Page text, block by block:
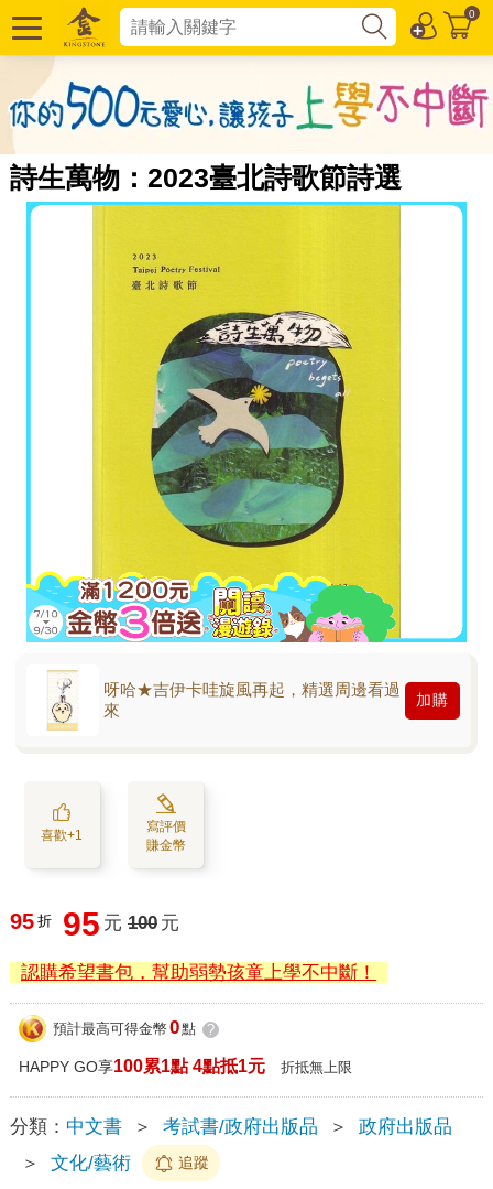
0
詩生萬物：2023臺北詩歌節詩選
呀哈★吉伊卡哇旋風再起，精選周邊看過
來
加購
喜歡+1
寫評價
賺金幣
95 折 95 元 100 元
認購希望書包，幫助弱勢孩童上學不中斷！
預計最高可得金幣 0點 ?
HAPPY GO享100累1點 4點抵1元 折抵無上限
分類： 中文書 ＞ 考試書/政府出版品 ＞
政府出版品
＞
文化/藝術 追蹤